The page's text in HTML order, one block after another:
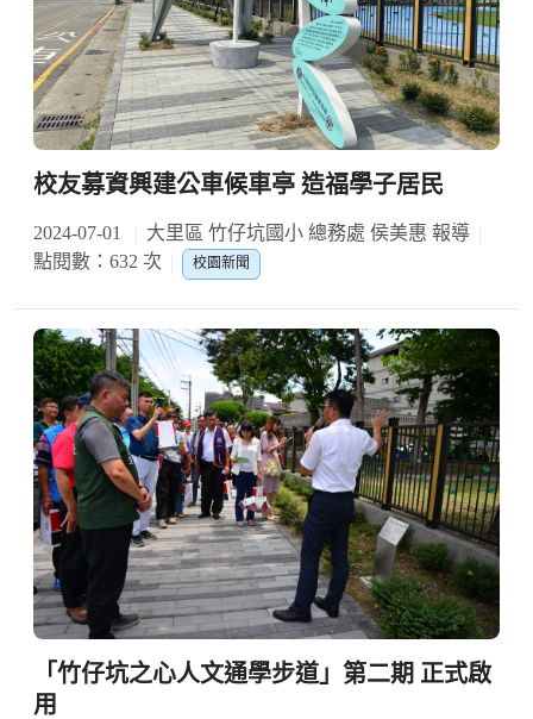
校友募資興建公車候車亭 造福學子居民
2024-07-01
大里區 竹仔坑國小 總務處 侯美惠 報導
點閱數：632 次
校園新聞
「竹仔坑之心人文通學步道」第二期 正式啟
用